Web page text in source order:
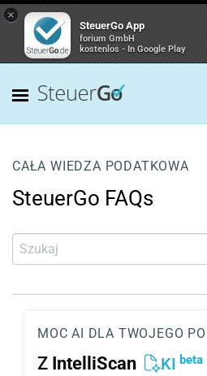
×
SteuerGo App
forium GmbH
kostenlos - In Google Play
CAŁA WIEDZA PODATKOWA
SteuerGo FAQs
MOC AI DLA TWOJEGO
Z IntelliScan KI beta